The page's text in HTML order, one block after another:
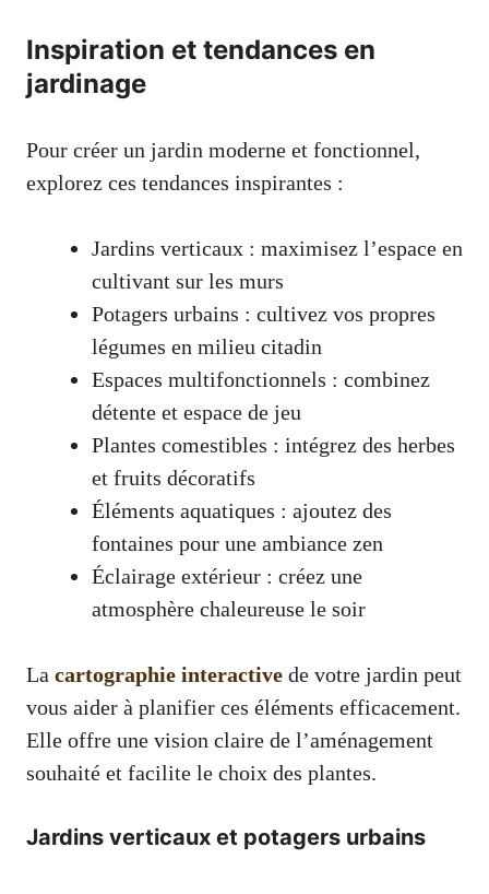
Inspiration et tendances en
jardinage
Pour créer un jardin moderne et fonctionnel,
explorez ces tendances inspirantes :
Jardins verticaux : maximisez l’espace en
cultivant sur les murs
Potagers urbains : cultivez vos propres
légumes en milieu citadin
Espaces multifonctionnels : combinez
détente et espace de jeu
Plantes comestibles : intégrez des herbes
et fruits décoratifs
Éléments aquatiques : ajoutez des
fontaines pour une ambiance zen
Éclairage extérieur : créez une
atmosphère chaleureuse le soir
La cartographie interactive de votre jardin peut
vous aider à planifier ces éléments efficacement.
Elle offre une vision claire de l’aménagement
souhaité et facilite le choix des plantes.
Jardins verticaux et potagers urbains